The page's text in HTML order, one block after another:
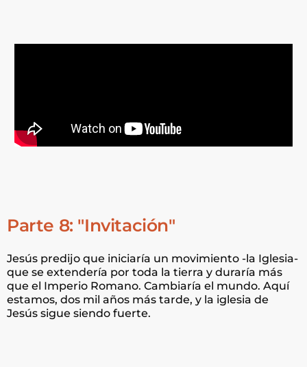
Parte 8: "Invitación"
Jesús predijo que iniciaría un movimiento -la Iglesia-
que se extendería por toda la tierra y duraría más
que el Imperio Romano. Cambiaría el mundo. Aquí
estamos, dos mil años más tarde, y la iglesia de
Jesús sigue siendo fuerte.